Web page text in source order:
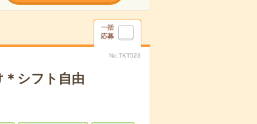
一括
応募
No.TKT523
＊シフト自由